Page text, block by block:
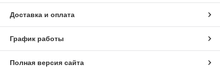
Доставка и оплата
График работы
Полная версия сайта